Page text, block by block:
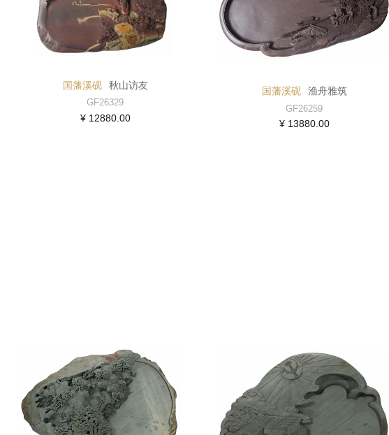
国藩溪砚 秋山访友
GF26329
¥ 12880.00
国藩溪砚 渔舟雅筑
GF26259
¥ 13880.00